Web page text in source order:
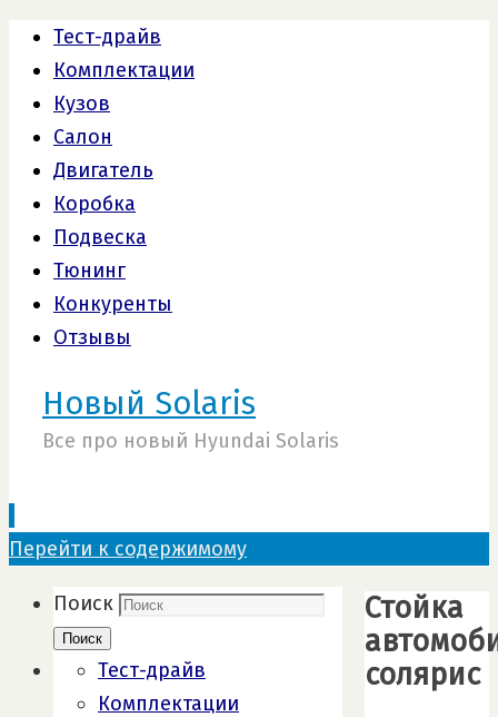
Тест-драйв
Комплектации
Кузов
Салон
Двигатель
Коробка
Подвеска
Тюнинг
Конкуренты
Отзывы
Новый Solaris
Все про новый Hyundai Solaris
Перейти к содержимому
Стойка
солярис
Поиск
Поиск
Тест-драйв
Комплектации